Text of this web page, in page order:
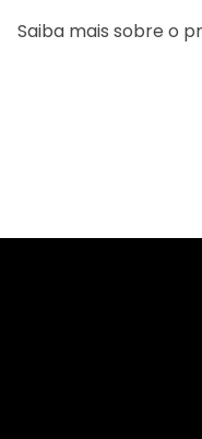
Saiba mais sobre o